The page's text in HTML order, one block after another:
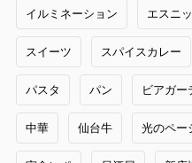
イルミネーション エスニ
スイーツ スパイスカレー
パスタ パン ビアガー
中華 仙台牛 光のペー